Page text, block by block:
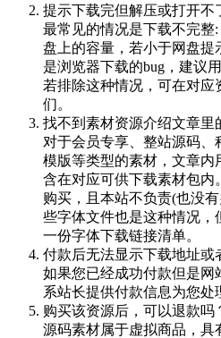
提示下载完但解压或打开不
最常见的情况是下载不完整
盘上的容量，若小于网盘
是浏览器下载的bug，建议
若排除这种情况，可在对
们。
找不到素材资源介绍文章里
对于会员专享、整站源码
模版等类型的素材，文章
含在对应可供下载素材包
购买，且本站不负责(也没
些字体文件也是这种情况
一份字体下载链接清单。
付款后无法显示下载地址或
如果您已经成功付款但是网
系站长提供付款信息为您处
购买该资源后，可以退款吗
源码素材属于虚拟商品，具